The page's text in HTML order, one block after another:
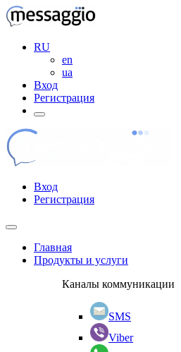
RU
en
ua
Вход
Регистрация
Вход
Регистрация
Главная
Продукты и услуги
Каналы коммуникации
SMS
Viber